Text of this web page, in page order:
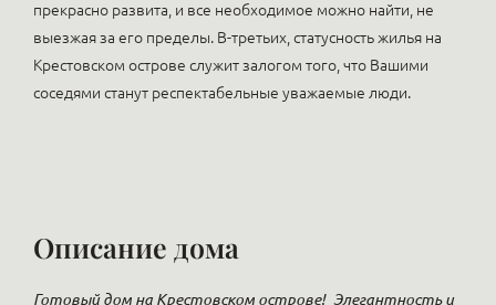
прекрасно развита, и все необходимое можно найти, не
выезжая за его пределы. В-третьих, статусность жилья на
Крестовском острове служит залогом того, что Вашими
соседями станут респектабельные уважаемые люди.
Описание дома
Готовый дом на Крестовском острове! Элегантность и